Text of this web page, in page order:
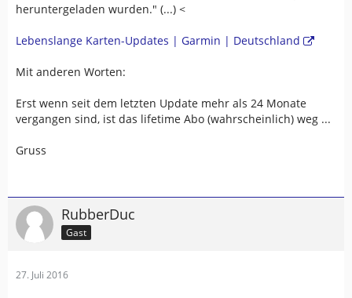
heruntergeladen wurden." (...) <
Lebenslange Karten-Updates | Garmin | Deutschland
Mit anderen Worten:
Erst wenn seit dem letzten Update mehr als 24 Monate
vergangen sind, ist das lifetime Abo (wahrscheinlich) weg ...
Gruss
RubberDuc
Gast
27. Juli 2016